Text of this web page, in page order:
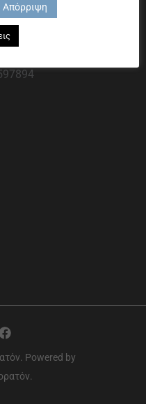
176 72
Powered by
Απόρριψη